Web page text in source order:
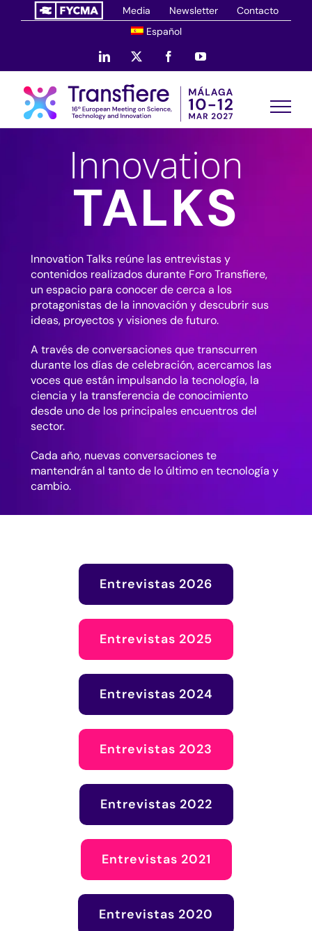
Media Newsletter
Contacto
Español
LinkedIn FacebookYouTube
Innovation
TALKS
Innovation Talks reúne las entrevistas y
contenidos realizados durante Foro Transfiere,
un espacio para conocer de cerca a los
protagonistas de la innovación y descubrir sus
ideas, proyectos y visiones de futuro.
A través de conversaciones que transcurren
durante los días de celebración, acercamos las
voces que están impulsando la tecnología, la
ciencia y la transferencia de conocimiento
desde uno de los principales encuentros del
sector.
Cada año, nuevas conversaciones te
mantendrán al tanto de lo último en tecnología y
cambio.
Entrevistas 2026
Entrevistas 2025
Entrevistas 2024
Entrevistas 2023
Entrevistas 2022
Entrevistas 2021
Entrevistas 2020